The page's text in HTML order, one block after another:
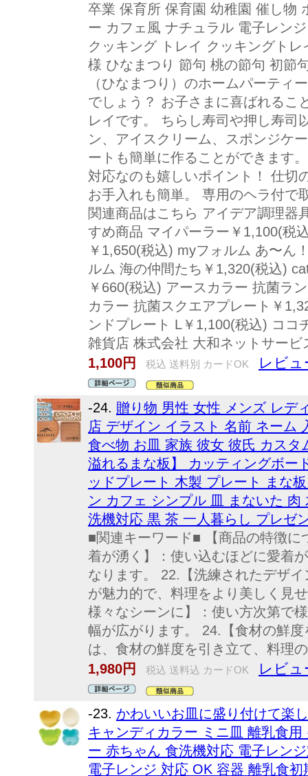
卒業 保育所 保育園 幼稚園 催し物
ー カフェ風 ナチュラル 電子レン
クッキング トレイ クッキングト
様 ひなまつり 節句 桃の節句 初節
（ひなまつり）のホームパーティ
でしょう？ お子さまに喜ばれるこ
レイです。 ちらし寿司や押し寿司
ン、アイスクリーム、スポンジケ
ートも簡単に作ることができます
対応なのも嬉しいポイント！ 仕切
お手入れも簡単。 専用のヘラ付で
関連商品はこちら アイデア調理器
すめ商品 マイパーラー￥1,100(税
￥1,650(税込) myフォルム あ〜ん
ルム 海の仲間たち￥1,320(税込)
￥660(税込) アースカラー 抗菌ラ
カラー 抗菌スクエアプレート￥
ンドプレート L￥1,100(税込) ココ
雑貨店 株式会社 大和ネットサービ
1,100円
税込 送料別 カードOK レビュ
-24. 贈り物 男性 女性 メンズ レデ
店 デザイン イラスト 名前 ネーム
食べ物 お皿 家族 彼女 彼氏 カス
溢れるまな板】 カッティングボー
ッドプレート 木製 プレート まな
ン カフェ シンプル 皿 まないた
洗機対応 黒 茶 一人暮らし プレゼ
■関連キーワード■ 【商品の特徴
着が湧く】：使い込むほどに愛着
なります。 22.【洗練されたデザ
が魅力的で、料理をより美しく見
様々なシーンに】：使い方次第で
幅が広がります。 24.【食材の鮮
は、食材の鮮度を引き立て、料理
1,980円
税込 送料込 カードOK レビュ
-23. かわいいお皿に盛り付けて楽
キャンディカラー ミニ皿 離乳食
ー 赤ちゃん 食洗機対応 電子レン
電子レンジ 対応 OK 容器 離乳食